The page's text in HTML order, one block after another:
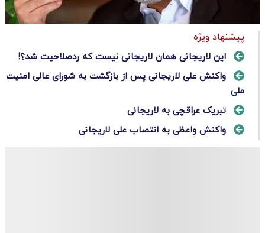
پیشنهاد ویژه
این لاریجانی همان لاریجانی نیست که ردصلاحیت شد؟!
واکنش علی لاریجانی پس از بازگشت به شورای عالی امنیت
ملی
تبریک عراقچی به لاریجانی
واکنش واعظی به انتصاب علی لاریجانی